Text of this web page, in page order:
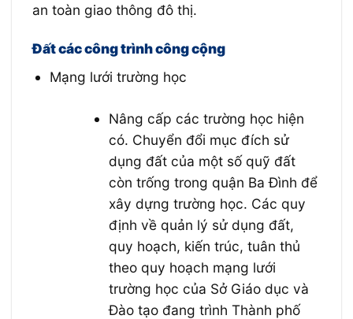
an toàn giao thông đô thị.
Đất các công trình công cộng
Mạng lưới trường học
Nâng cấp các trường học hiện
có. Chuyển đổi mục đích sử
dụng đất của một số quỹ đất
còn trống trong quận Ba Đình để
xây dựng trường học. Các quy
định về quản lý sử dụng đất,
quy hoạch, kiến trúc, tuân thủ
theo quy hoạch mạng lưới
trường học của Sở Giáo dục và
Đào tạo đang trình Thành phố